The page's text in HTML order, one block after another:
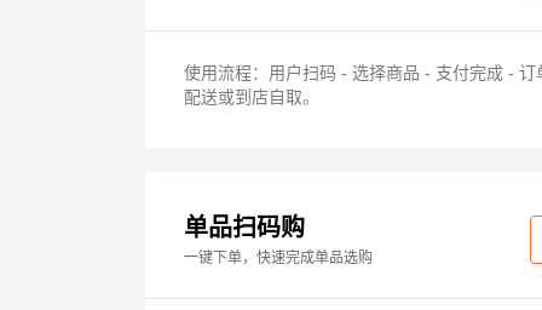
使用流程：用户扫码 - 选择商品 - 支付完成 - 订
配送或到店自取。
单品扫码购
一键下单，快速完成单品选购